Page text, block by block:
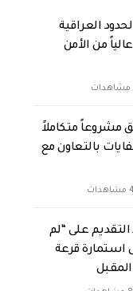
العراقية
من الأمن
مشروعاً متكاملاً
بالتعاون مع
على “لم
استمارة قرعة